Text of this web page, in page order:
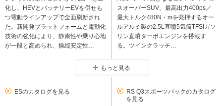
化し、HEVとバッテリーEVを併せも
つ電動ラインアップで全面刷新され
た。新開発プラットフォームと電動化
技術の強化により、静粛性や乗り心地
が一段と高められ、操縦安定性…
スオーバーSUV。最高出力400ps／
最大トルク480N・mを発揮するオー
ルアルミ製の2.5L直噴5気筒TFSIガソ
リン直噴ターボエンジンを搭載す
る。ツインクラッチ…
もっと見る
ESのカタログを見る
RS Q3スポーツバックのカタログ
を見る